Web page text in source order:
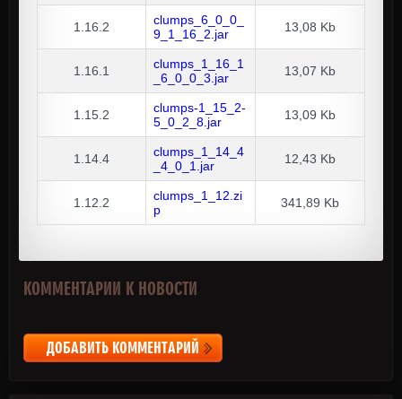
1.16.2
clumps_6_0_0_
9_1_16_2.jar
13,08 Kb
1.16.1
clumps_1_16_1
_6_0_0_3.jar
13,07 Kb
1.15.2
clumps-1_15_2-
5_0_2_8.jar
13,09 Kb
1.14.4
clumps_1_14_4
_4_0_1.jar
12,43 Kb
1.12.2
clumps_1_12.zi
p
341,89 Kb
КОММЕНТАРИИ К НОВОСТИ
ДОБАВИТЬ КОММЕНТАРИЙ